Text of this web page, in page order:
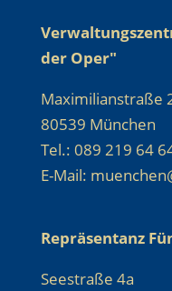
der Oper"
Maximilianstraße
80539 München
Tel.: 089 219 64
E-Mail:
Repräsentanz
Seestraße 4a